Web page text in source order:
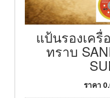
แป้นรองเค
ทราบ
ราคา